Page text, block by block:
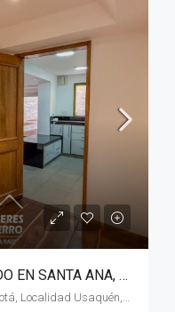
APARTAMENTO EN ARRIENDO EN SANTA ANA, USAQUÉN, BOGOTÁ, D.C.
Calle 109, Santa Ana, UPZs de Bogotá, Localidad Usaquén, Bogotá, Bogotá, Distrito Capital, RAP (Especial) Central, 110111, Colombia